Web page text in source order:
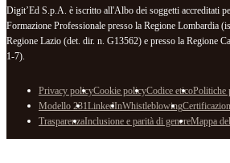
Digit’Ed S.p.A. è iscritto all'Albo dei soggetti accreditati
Formazione Professionale presso la Regione Lombardia
Regione Lazio (det. dir. n. G13562) e presso la Regione
1-7).
Privacy policyCookie policyCodice eticoPolitiche
Modello 231LinkedInWhistleblowing
TrasparenzaInclusione e parità di genereMappa